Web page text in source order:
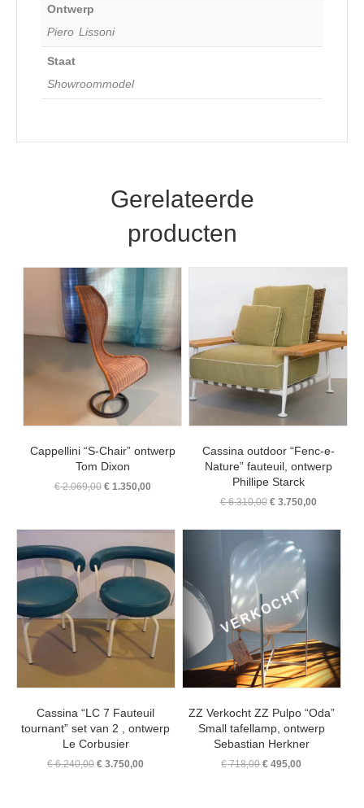
Ontwerp
Piero Lissoni
Staat
Showroommodel
Gerelateerde
producten
Cappellini “S-Chair” ontwerp
Tom Dixon
€2.069,00 Oorspronkelijke
€ 2.069,00.
€1.350,00Huidige
€ 1.350,00.
Cassina outdoor “Fenc-e-
Nature” fauteuil, ontwerp
Phillipe Starck
€6.310,00 Oorspronkelijke
was:
€ 6.310,00.
€3.750,00Huidige
is:
Cassina “LC 7 Fauteuil
tournant” set van 2 , ontwerp
Le Corbusier
€6.240,00Oorspronkelijke
€ 3.750,00
ZZ Verkocht ZZ Pulpo “Oda”
Small tafellamp, ontwerp
Sebastian Herkner
€718,00Oorspronkelijke
€ 495,00